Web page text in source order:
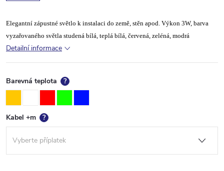
Elegantní zápustné světlo k instalaci do země, stěn apod. Výkon 3W, barva
vyzařovaného světla studená bílá, teplá bílá, červená, zeléná, modrá
Detailní informace
Barevná teplota ?
Kabel +m ?